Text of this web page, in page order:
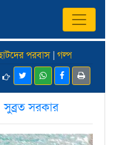
পরবাস | গল্প
সুব্রত সরকার